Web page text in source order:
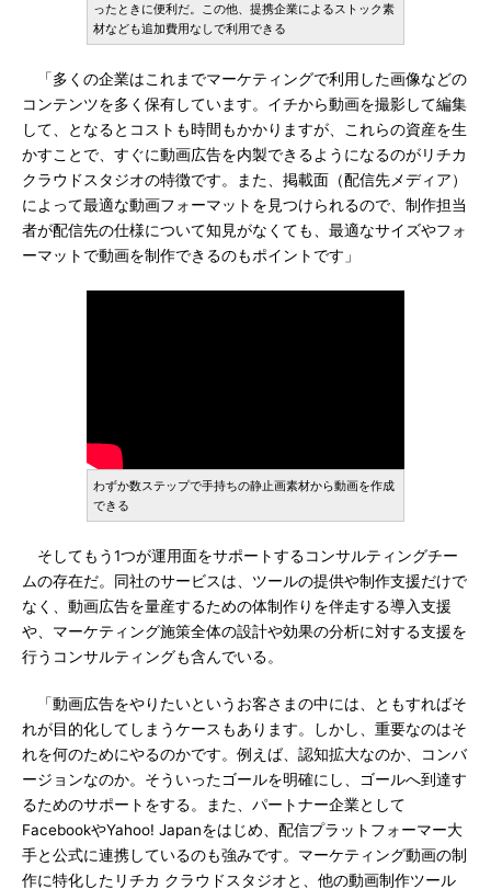
ったときに便利だ。この他、提携企業によるストック素
材なども追加費用なしで利用できる
「多くの企業はこれまでマーケティングで利用した画像などの
コンテンツを多く保有しています。イチから動画を撮影して編集
して、となるとコストも時間もかかりますが、これらの資産を生
かすことで、すぐに動画広告を内製できるようになるのがリチカ
クラウドスタジオの特徴です。また、掲載面（配信先メディア）
によって最適な動画フォーマットを見つけられるので、制作担当
者が配信先の仕様について知見がなくても、最適なサイズやフォ
ーマットで動画を制作できるのもポイントです」
わずか数ステップで手持ちの静止画素材から動画を作成
できる
そしてもう1つが運用面をサポートするコンサルティングチー
ムの存在だ。同社のサービスは、ツールの提供や制作支援だけで
なく、動画広告を量産するための体制作りを伴走する導入支援
や、マーケティング施策全体の設計や効果の分析に対する支援を
行うコンサルティングも含んでいる。
「動画広告をやりたいというお客さまの中には、ともすればそ
れが目的化してしまうケースもあります。しかし、重要なのはそ
れを何のためにやるのかです。例えば、認知拡大なのか、コンバ
ージョンなのか。そういったゴールを明確にし、ゴールへ到達す
るためのサポートをする。また、パートナー企業として
FacebookやYahoo! Japanをはじめ、配信プラットフォーマー大
手と公式に連携しているのも強みです。マーケティング動画の制
作に特化したリチカ クラウドスタジオと、他の動画制作ツール